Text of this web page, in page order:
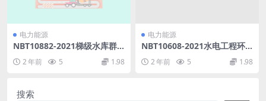
电力能源
NBT10882-2021梯级水库群
安全风险防控导则(8.72MB)p
df 2 年前 5 1.98
电力能源
NBT10608-2021水电工程环
境影响经济损益分析技术规范
(4.56MB)pdf
2 年前 5 1.98
搜索